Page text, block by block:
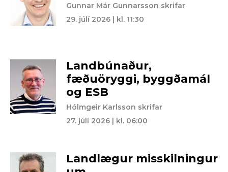
Gunnar Már Gunnarsson skrifar
29. júlí 2026 | kl. 11:30
Landbúnaður,
fæðuöryggi, byggðamál
og ESB
Hólmgeir Karlsson skrifar
27. júlí 2026 | kl. 06:00
Landlægur misskilningur